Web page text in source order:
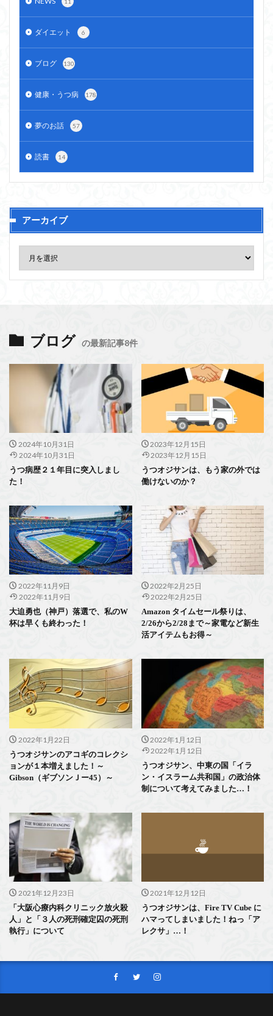
ダイエット 6
ブログ 130
健康・うつ病 178
夢のお話 57
読書 14
アーカイブ
ブログ の最新記事8件
2024年10月31日
2024年10月31日
うつ病歴２１年目に突入しまし
た！
2023年12月15日
2023年12月15日
うつオジサンは、もう家の外では
働けないのか？
2022年11月9日
2022年11月9日
大迫勇也（神戸）落選で、私のW
杯は早くも終わった！
2022年2月25日
2022年2月25日
Amazon タイムセール祭りは、
2/26から2/28まで～家電など新生
活アイテムもお得～
2022年1月22日
うつオジサンのアコギのコレクシ
ョンが１本増えました！～
Gibson（ギブソンＪー45）～
2022年1月12日
2022年1月12日
うつオジサン、中東の国「イラ
ン・イスラーム共和国」の政治体
制について考えてみました…！
2021年12月23日
「大阪心療内科クリニック放火殺
人」と「３人の死刑確定囚の死刑
執行」について
2021年12月12日
うつオジサンは、Fire TV Cube に
ハマってしまいました！ねっ「ア
レクサ」…！